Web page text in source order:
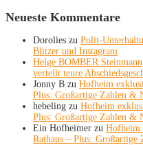
Neueste Kommentare
Dorolies zu Polit-
Blitzer und Instagram
Helge BOMBER Steinmann
verteilt teure
Jonny B zu Hofheim
Plus: Großartige Zahlen &
hebeling zu Hofheim
Plus: Großartige Zahlen &
Ein Hofheimer zu Hofheim
Rathaus – Plus: